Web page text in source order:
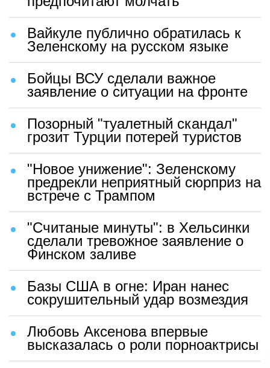
Вайкуле публично обратилась к
Зеленскому на русском языке
Бойцы ВСУ сделали важное
заявление о ситуации на фронте
Позорный "туалетный скандал"
грозит Турции потерей туристов
"Новое унижение": Зеленскому
предрекли неприятный сюрприз на
встрече с Трампом
"Считаные минуты": в Хельсинки
сделали тревожное заявление о
Финском заливе
Базы США в огне: Иран нанес
сокрушительный удар возмездия
Любовь Аксенова впервые
высказалась о роли порноактрисы